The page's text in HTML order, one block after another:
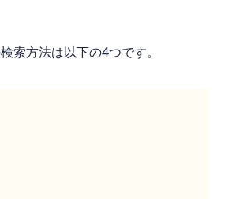
索方法は以下の4つです。